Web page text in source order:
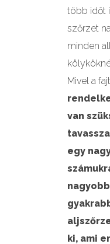
több időt
szőrzet
minden
Mivel a
van
egy
ki, ami